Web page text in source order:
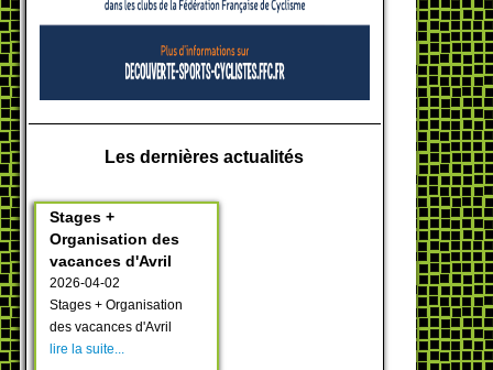
Les dernières actualités
Stages +
Organisation des
vacances d'Avril
2026-04-02
Stages + Organisation
des vacances d'Avril
lire la suite...